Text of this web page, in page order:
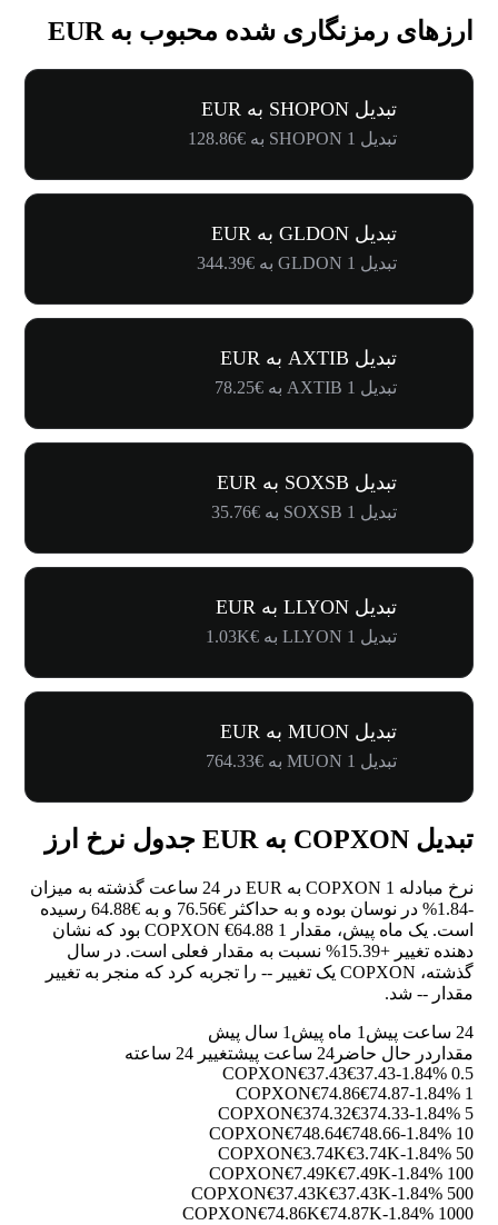
ارزهای رمزنگاری شده محبوب به EUR
تبدیل SHOPON به EUR
تبدیل 1 SHOPON به €128.86
تبدیل GLDON به EUR
تبدیل 1 GLDON به €344.39
تبدیل AXTIB به EUR
تبدیل 1 AXTIB به €78.25
تبدیل SOXSB به EUR
تبدیل 1 SOXSB به €35.76
تبدیل LLYON به EUR
تبدیل 1 LLYON به €1.03K
تبدیل MUON به EUR
تبدیل 1 MUON به €764.33
تبدیل COPXON به EUR جدول نرخ ارز
نرخ مبادله 1 COPXON به EUR در 24 ساعت گذشته به میزان
-1.84%
در نوسان بوده و به حداکثر €76.56 و به €64.88 رسیده
است. یک ماه پیش، مقدار 1 COPXON €64.88 بود که نشان
دهنده تغییر +15.39%
نسبت به مقدار فعلی است. در سال
گذشته، COPXON یک تغییر
-- را تجربه کرد که منجر به تغییر
مقدار -- شد.
24 ساعت پیش 1 ماه پیش
1 سال پیش
مقدار در حال حاضر 24 ساعت پیش
تغییر 24 ساعته
0.5 COPXON
€37.43€37.43-1.84%
1 COPXON
€74.86€74.87-1.84%
5 COPXON
€374.32€374.33-1.84%
10 COPXON
€748.64€748.66-1.84%
50 COPXON
€3.74K€3.74K-1.84%
100 COPXON
€7.49K€7.49K-1.84%
500 COPXON
€37.43K€37.43K-1.84%
1000 COPXON
€74.86K€74.87K-1.84%